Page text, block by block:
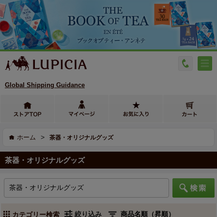
Global Shipping Guidance
ホーム > 茶器・オリジナルグッズ
茶器・オリジナルグッズ
カテゴリー検索 絞り込み